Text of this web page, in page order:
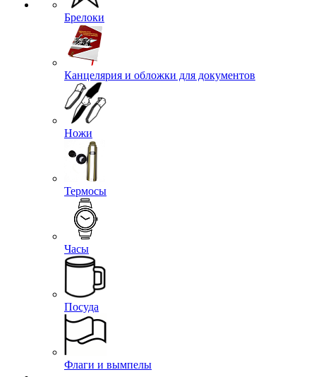
Брелоки
Канцелярия и обложки для документов
Ножи
Термосы
Часы
Посуда
Флаги и вымпелы